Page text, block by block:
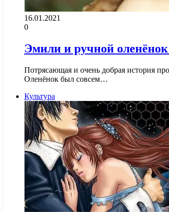
16.01.2021
0
Эмили и ручной
Потрясающая и очень добрая история
Оленёнок был совсем…
Культура